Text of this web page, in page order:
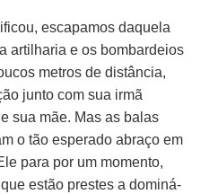
escapamos daquela
artilharia e os bombardeios
metros de distância,
junto com sua irmã
e sua mãe. Mas as balas
o tão esperado abraço em
para por um momento,
estão prestes a dominá-